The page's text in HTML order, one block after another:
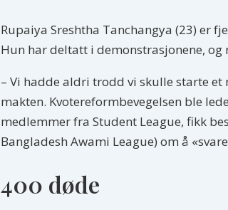
Rupaiya Sreshtha Tanchangya (23) er
Hun har deltatt i demonstrasjonene,
– Vi hadde aldri trodd vi skulle starte et
makten. Kvotereformbevegelsen ble
medlemmer fra Student League, fikk
Bangladesh Awami League) om å
400 døde